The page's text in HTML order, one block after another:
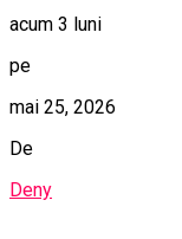
acum 3 luni
pe
mai 25, 2026
De
Deny